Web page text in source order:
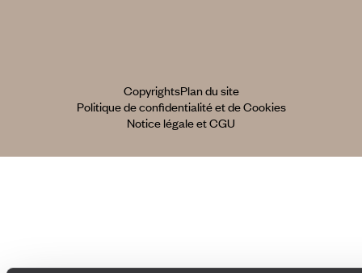
CopyrightsPlan du site
Politique de confidentialité et de Cookies
Notice légale et CGU